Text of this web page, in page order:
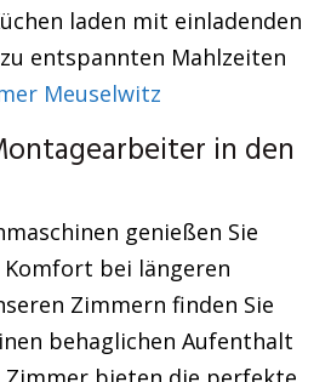
laden mit einladenden
entspannten Mahlzeiten
Meuselwitz
in den
genießen Sie
bei längeren
Zimmern finden Sie
behaglichen Aufenthalt